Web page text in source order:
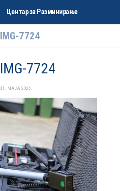
Skip to content
Центар за Разминирање
IMG-7724
IMG-7724
31. МАЈА 2025.